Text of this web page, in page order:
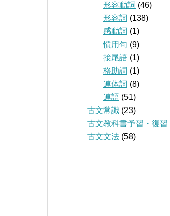
形容動詞 (46)
形容詞 (138)
感動詞 (1)
慣用句 (9)
接尾語 (1)
格助詞 (1)
連体詞 (8)
連語 (51)
古文常識 (23)
古文教科書予習・復習
古文文法 (58)